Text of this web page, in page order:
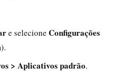
e selecione Configurações
> Aplicativos padrão.